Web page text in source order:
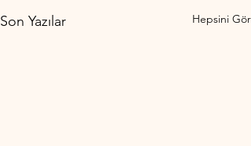
Son Yazılar Hepsini Gör